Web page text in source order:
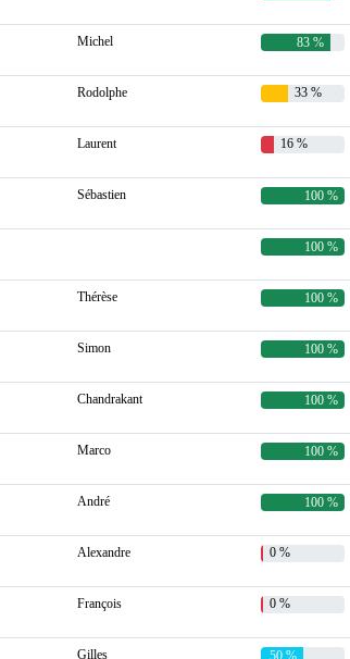
Michel 83 %
Rodolphe 33 %
Laurent 16 %
Sébastien 100 %
100 %
Thérèse 100 %
Simon 100 %
Chandrakant 100 %
Marco 100 %
André 100 %
Alexandre 0 %
François 0 %
Gilles 50 %